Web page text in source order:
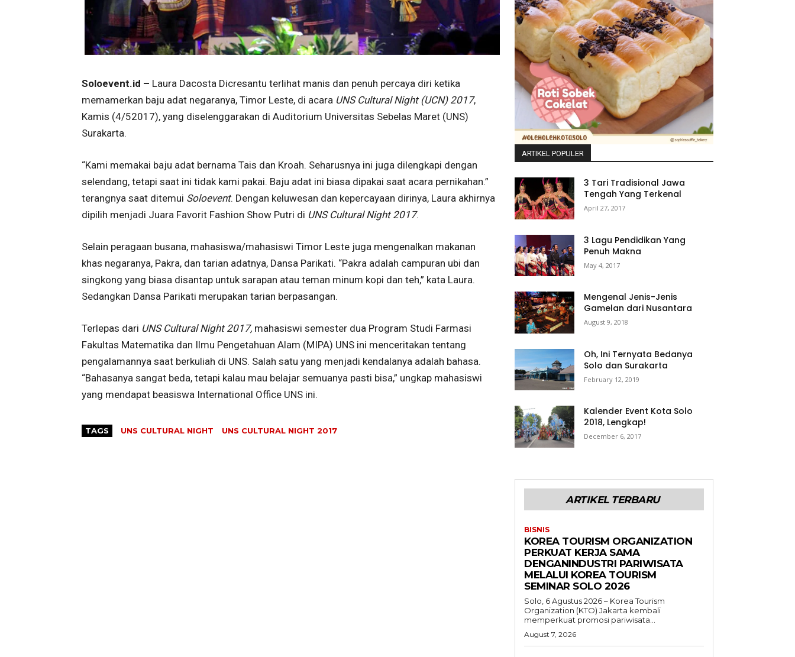
Soloevent.id – Laura Dacosta Dicresantu terlihat manis dan penuh percaya diri ketika
memamerkan baju adat negaranya, Timor Leste, di acara UNS Cultural Night (UCN) 2017,
Kamis (4/52017), yang diselenggarakan di Auditorium Universitas Sebelas Maret (UNS)
Surakarta.
“Kami memakai baju adat bernama Tais dan Kroah. Seharusnya ini juga dilengkapi dengan
selendang, tetapi saat ini tidak kami pakai. Baju adat ini biasa dipakai saat acara pernikahan.”
terangnya saat ditemui Soloevent. Dengan keluwesan dan kepercayaan dirinya, Laura akhirnya
dipilih menjadi Juara Favorit Fashion Show Putri di UNS Cultural Night 2017.
Selain peragaan busana, mahasiswa/mahasiswi Timor Leste juga mengenalkan makanan
khas negaranya, Pakra, dan tarian adatnya, Dansa Parikati. “Pakra adalah campuran ubi dan
singkong yang biasa disantap untuk sarapan atau teman minum kopi dan teh,” kata Laura.
Sedangkan Dansa Parikati merupakan tarian berpasangan.
Terlepas dari UNS Cultural Night 2017, mahasiswi semester dua Program Studi Farmasi
Fakultas Matematika dan Ilmu Pengetahuan Alam (MIPA) UNS ini menceritakan tentang
pengalamannya saat berkuliah di UNS. Salah satu yang menjadi kendalanya adalah bahasa.
“Bahasanya sangat beda, tetapi kalau mau belajar semuanya pasti bisa,” ungkap mahasiswi
yang mendapat beasiswa International Office UNS ini.
TAGS UNS CULTURAL NIGHT UNS CULTURAL NIGHT 2017
ARTIKEL POPULER
3 Tari Tradisional Jawa
Tengah Yang Terkenal
April 27, 2017
3 Lagu Pendidikan Yang
Penuh Makna
May 4, 2017
Mengenal Jenis-Jenis
Gamelan dari Nusantara
August 9, 2018
Oh, Ini Ternyata Bedanya
Solo dan Surakarta
February 12, 2019
Kalender Event Kota Solo
2018, Lengkap!
December 6, 2017
ARTIKEL TERBARU
BISNIS
KOREA TOURISM ORGANIZATION
PERKUAT KERJA SAMA
DENGANINDUSTRI PARIWISATA
MELALUI KOREA TOURISM
SEMINAR SOLO 2026
Solo, 6 Agustus 2026 – Korea Tourism
Organization (KTO) Jakarta kembali
memperkuat promosi pariwisata...
August 7, 2026